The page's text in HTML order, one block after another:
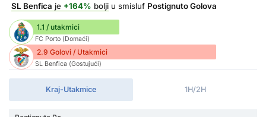
SL Benfica je +164% bolji u smisluf Postignuto Golova
1.1 / utakmici
FC Porto (Domaći)
2.9 Golovi / Utakmici
SL Benfica (Gostujući)
Kraj-Utakmice 1H/2H